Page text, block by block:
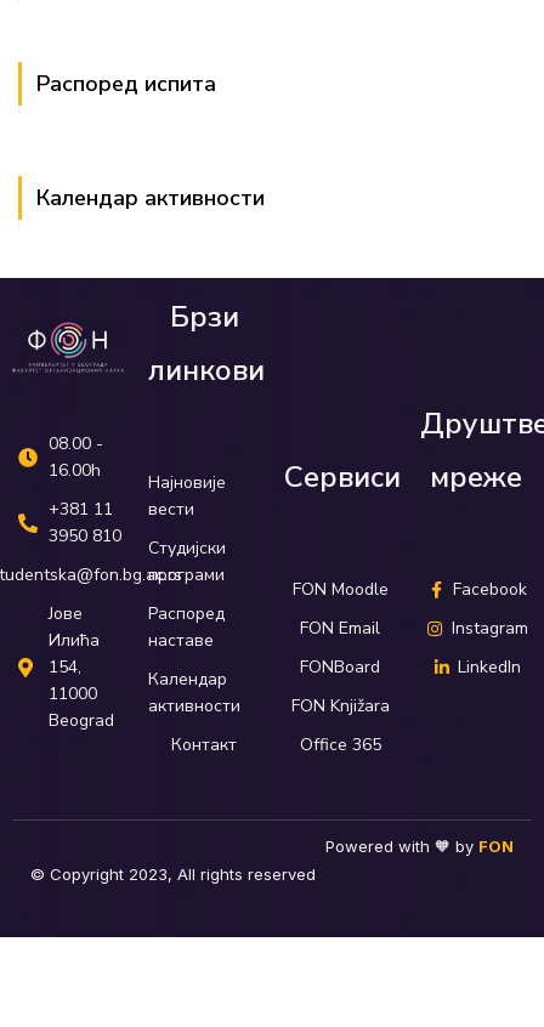
Распоред испита
Календар активности
08.00 -
16.00h
+381 11
3950 810
Јове
Илића
154,
11000
Beograd
Брзи
линкови
Најновије
вести
Студијски
програми
Распоред
наставе
Календар
активности
Контакт
Сервиси
FON Moodle
FON Email
FONBoard
FON Knjižara
Office 365
мреже
Facebook
Instagram
LinkedIn
Powered with 🧡 by FON
© Copyright 2023, All rights reserved